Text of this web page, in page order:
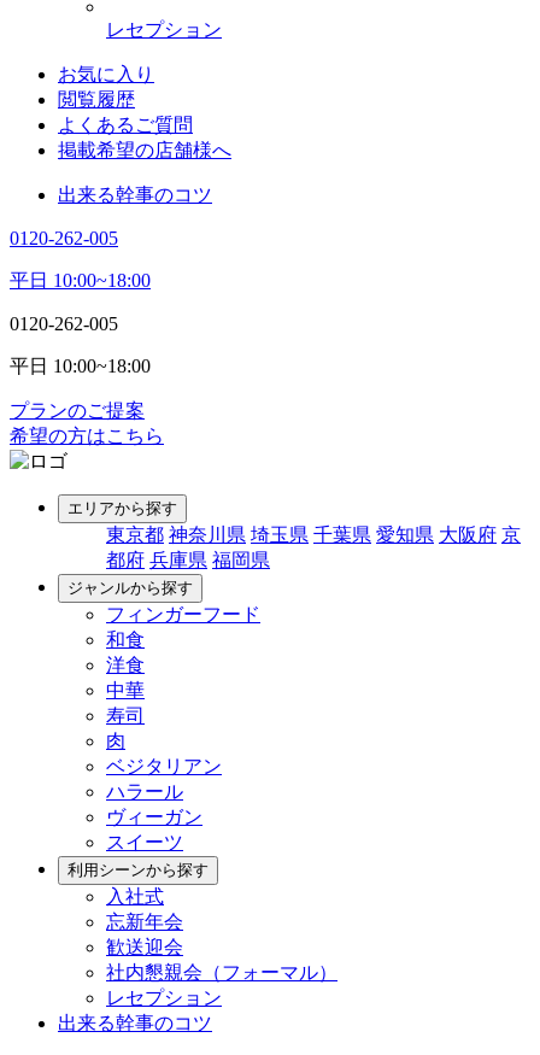
レセプション
お気に入り
閲覧履歴
よくあるご質問
掲載希望の店舗様へ
出来る幹事のコツ
0120-262-005
平日 10:00~18:00
0120-262-005
平日 10:00~18:00
プランのご提案
希望の方はこちら
エリアから探す
東京都 神奈川県 埼玉県 千葉県 愛知県 大阪府 京
都府 兵庫県 福岡県
ジャンルから探す
フィンガーフード
和食
洋食
中華
寿司
肉
ベジタリアン
ハラール
ヴィーガン
スイーツ
利用シーンから探す
入社式
忘新年会
歓送迎会
社内懇親会（フォーマル）
レセプション
出来る幹事のコツ